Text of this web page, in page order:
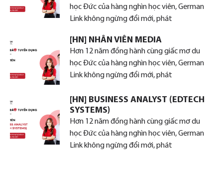
học Đức của hàng nghìn học viên, German
Link không ngừng đổi mới, phát
[HN] NHÂN VIÊN MEDIA
Hơn 12 năm đồng hành cùng giấc mơ du
học Đức của hàng nghìn học viên, German
Link không ngừng đổi mới, phát
[HN] BUSINESS ANALYST (EDTECH
SYSTEMS)
Hơn 12 năm đồng hành cùng giấc mơ du
học Đức của hàng nghìn học viên, German
Link không ngừng đổi mới, phát